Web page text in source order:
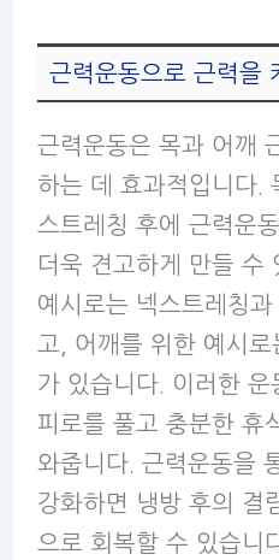
근력운동으로 근력을
근력운동은 목과 어깨
하는 데 효과적입니다.
스트레칭 후에 근력운
더욱 견고하게 만들 수
예시로는 넥스트레칭
고, 어깨를 위한 예시로
가 있습니다. 이러한 운
피로를 풀고 충분한 휴
와줍니다. 근력운동을
강화하면 냉방 후의 결
으로 회복할 수 있습니